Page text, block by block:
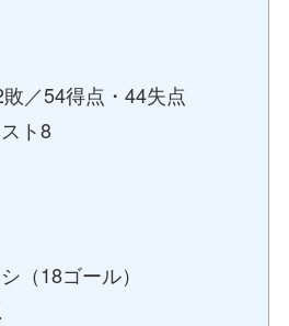
／54得点・44失点
ト8
（18ゴール）